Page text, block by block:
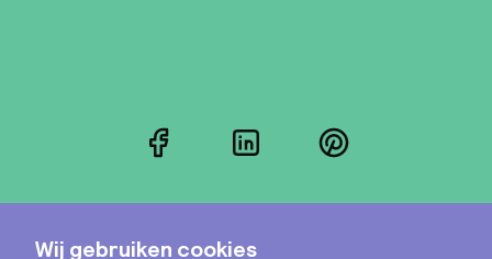
FacebookLinkedInPinterest
Instagram